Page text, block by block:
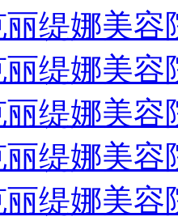
缇娜美
缇娜美容
缇娜美容
缇娜美容
缇娜美容